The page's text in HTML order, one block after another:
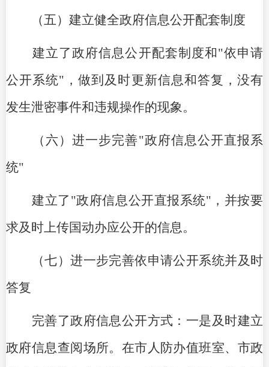
（五）建立健全政府信息公开配套制度
建立了政府信息公开配套制度和"依申请
公开系统"，做到及时更新信息和答复，没有
发生泄密事件和违规操作的现象。
（六）进一步完善"政府信息公开直报系
统"
建立了"政府信息公开直报系统"，并按要
求及时上传国动办应公开的信息。
（七）进一步完善依申请公开系统并及时
答复
完善了政府信息公开方式：一是及时建立
政府信息查阅场所。在市人防办值班室、市政